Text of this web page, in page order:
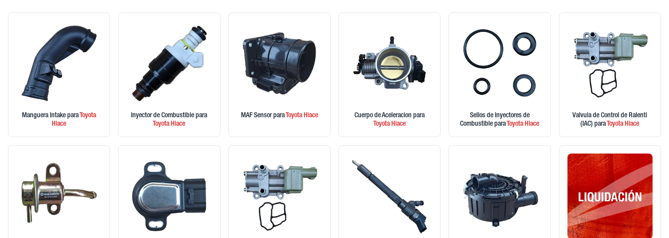
Manguera Intake para Toyota
Hiace
Inyector de Combustible para
ToyotaHiace
MAF Sensor para ToyotaHiace Cuerpo de Aceleracion para
ToyotaHiace
Sellos de Inyectores de
Combustible para ToyotaHiace
Valvula de Control de Ralenti
(IAC) para ToyotaHiace